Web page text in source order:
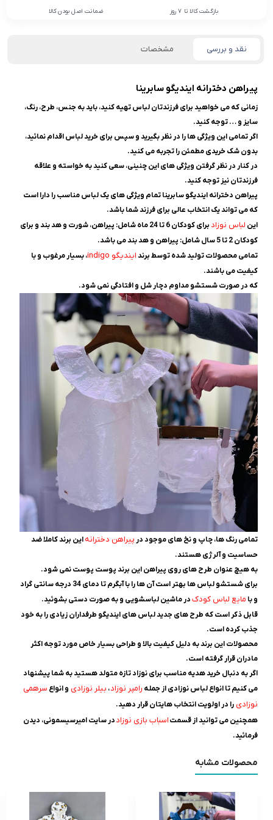
بازگشت کالا تا 7 روز ضمانت اصل بودن کالا
نقد و بررسی مشخصات
پیراهن دخترانه ایندیگو سابرینا
زمانی که می خواهید برای فرزندتان لباس تهیه کنید، باید به جنس، طرح، رنگ،
سایز و … توجه کنید.
اگر تمامی این ویژگی ها را در نظر بگیرید و سپس برای خرید لباس اقدام نمائید،
بدون شک خریدی مطمئن را تجربه می کنید.
در کنار در نظر گرفتن ویژگی های این چنینی، سعی کنید به خواسته و علاقه
فرزندتان نیز توجه کنید.
پیراهن دخترانه ایندیگو سابرینا تمام ویژگی های یک لباس مناسب را دارا است
که می تواند یک انتخاب عالی برای فرزند شما باشد.
این لباس نوزاد
برای کودکان 6 تا 24 ماه شامل: پیراهن، شورت و هد بند و برای
کودکان 2 تا 5 سال شامل: پیراهن و هد بند می باشد.
تمامی محصولات تولید شده توسط برندایندیگو
، بسیار مرغوب و با
کیفیت می باشند.
که در صورت شستشو مداوم دچار شل و افتادگی نمی شود.
تمامی رنگ ها، چاپ و نخ های موجود در پیراهن دخترانهاین برند کاملا ضد
حساسیت و آلرژی هستند.
به هیچ عنوان طرح های روی پیراهن این برند پوست پوست نمی شود.
برای شستشو لباس ها بهتر است آن ها را با آبگرم تا دمای 34 درجه سانتی گراد
و با مایع لباس کودکدر ماشین لباسشویی و به صورت دستی بشوئید.
قابل ذکر است که طرح های جدید لباس های ایندیگو طرفداران زیادی را به خود
جذب کرده است.
محصولات این برند به دلیل کیفیت بالا و طراحی بسیار خاص مورد توجه اکثر
مادران قرار گرفته است.
اگر به دنبال خرید هدیه مناسب برای نوزاد تازه متولد هستید به شما پیشنهاد
می کنیم تا انواع لباس نوزادی از جمله رامپر نوزاد، بیلر نوزادی و انواع سرهمی
نوزادی را در اولویت انتخاب هایتان قرار دهید.
همچنین می توانید از قسمتاسباب بازی نوزاددر سایت امیرسیسمونی، دیدن
فرمائید.
محصولات مشابه